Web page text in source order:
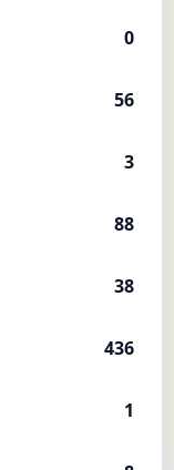
0
56
3
88
38
436
1